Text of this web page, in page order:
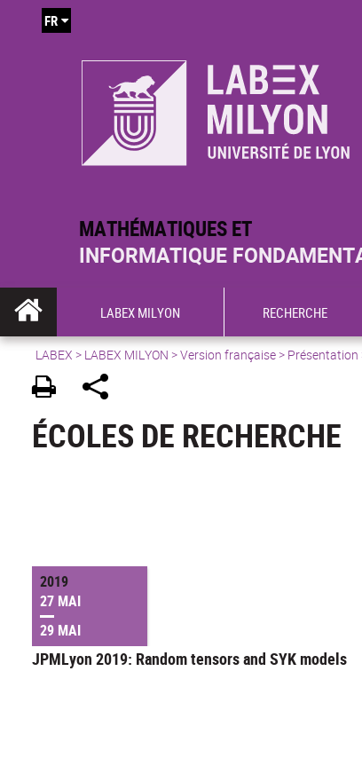
MATHÉMATIQUES ET
INFORMATIQUE
FR
LABEX MILYON RECHERCHE
LABEX > LABEX MILYON >Version française> Présentation
ÉCOLES DE RECHERCHE
2019
27 MAI
29 MAI
JPMLyon 2019: Random tensors and SYK models